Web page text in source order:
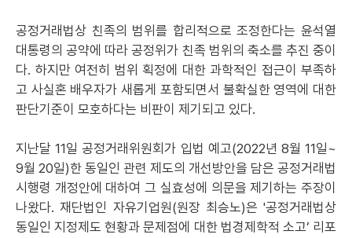
공정거래법상 친족의 범위를 합리적으로 조정한다는 윤석열
대통령의 공약에 따라 공정위가 친족 범위의 축소를 추진 중이
다. 하지만 여전히 범위 획정에 대한 과학적인 접근이 부족하
고 사실혼 배우자가 새롭게 포함되면서 불확실한 영역에 대한
판단기준이 모호하다는 비판이 제기되고 있다.
지난달 11일 공정거래위원회가 입법 예고(2022년 8월 11일~
9월 20일)한 동일인 관련 제도의 개선방안을 담은 공정거래법
시행령 개정안에 대하여 그 실효성에 의문을 제기하는 주장이
나왔다. 재단법인 자유기업원(원장 최승노)은 '공정거래법상
동일인 지정제도 현황과 문제점에 대한 법경제학적 소고’ 리포